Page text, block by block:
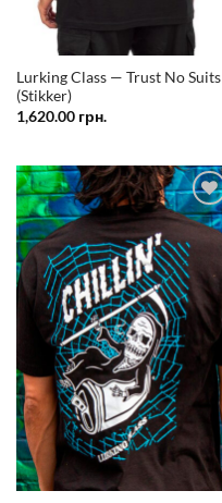
Lurking Class — Trust No Suits
(Stikker)
1,620.00 грн.
Додати
список
бажань